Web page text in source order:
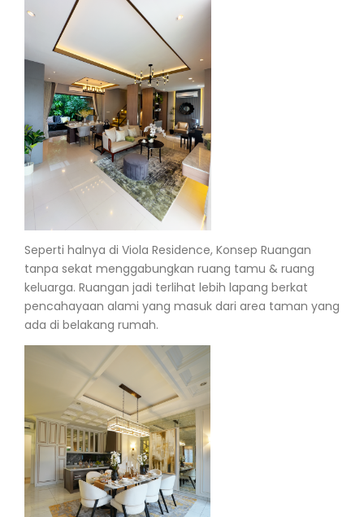
Seperti halnya di Viola Residence, Konsep Ruangan
tanpa sekat menggabungkan ruang tamu & ruang
keluarga. Ruangan jadi terlihat lebih lapang berkat
pencahayaan alami yang masuk dari area taman yang
ada di belakang rumah.